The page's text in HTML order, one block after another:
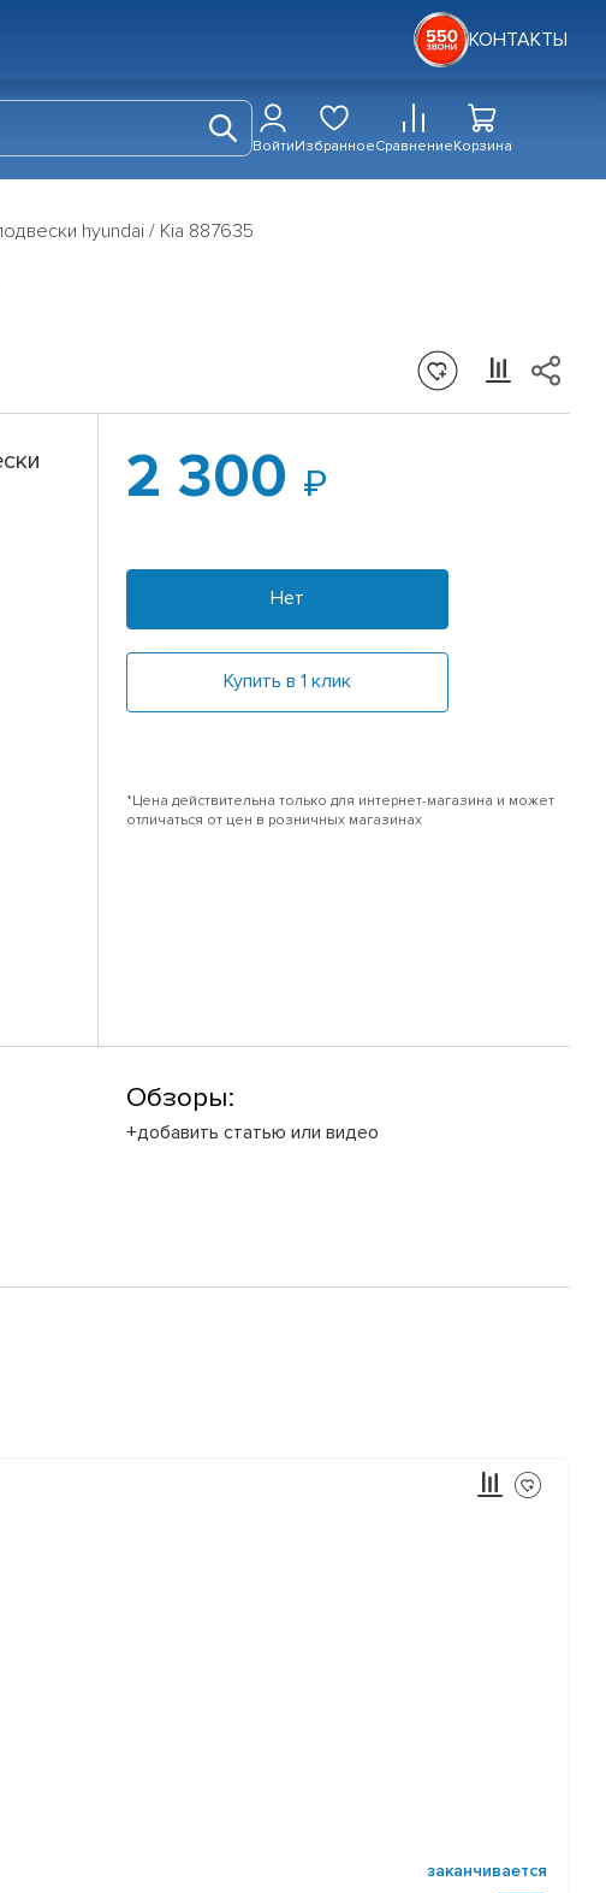
КОНТАКТЫ
ВойтиИзбранноеСравнениеКорзина
hyundai / Kia 887635
2 300
Нет
Купить в 1 клик
*Цена действительна только для интернет-магазина и может
отличаться от цен в розничных магазинах
Обзоры:
+добавить статью или видео
заканчивается